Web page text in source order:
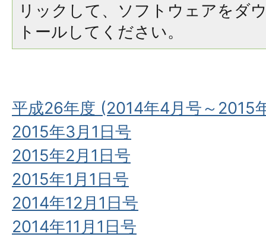
リックして、ソフトウェアをダ
トールしてください。
平成26年度 (2014年4月号～2015
2015年3月1日号
2015年2月1日号
2015年1月1日号
2014年12月1日号
2014年11月1日号